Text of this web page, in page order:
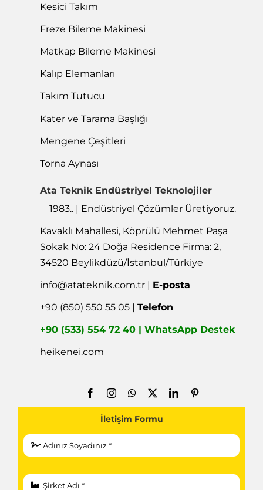
Kesici Takım
Freze Bileme Makinesi
Matkap Bileme Makinesi
Kalıp Elemanları
Takım Tutucu
Kater ve Tarama Başlığı
Mengene Çeşitleri
Torna Aynası
Ata Teknik Endüstriyel Teknolojiler
1983.. | Endüstriyel Çözümler Üretiyoruz.
Kavaklı Mahallesi, Köprülü Mehmet Paşa
Sokak No: 24 Doğa Residence Firma: 2,
34520 Beylikdüzü/İstanbul/Türkiye
info@atateknik.com.tr | E-posta
+90 (850) 550 55 05 |Telefon
+90 (533) 554 72 40 | WhatsApp Destek
heikenei.com
İletişim Formu